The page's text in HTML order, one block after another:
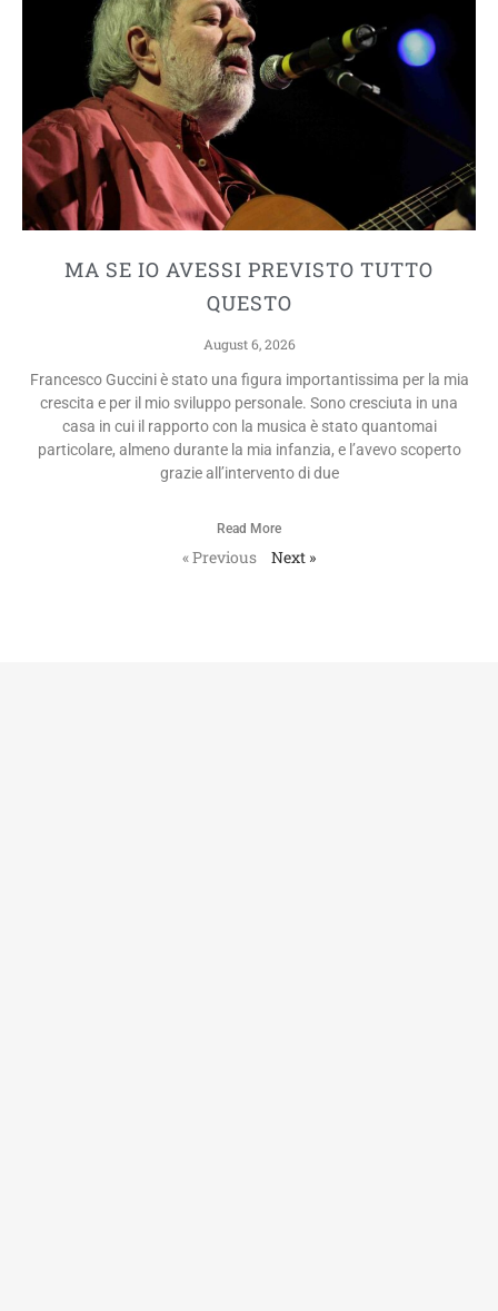
MA SE IO AVESSI PREVISTO TUTTO
QUESTO
August 6, 2026
Francesco Guccini è stato una figura importantissima per la mia
crescita e per il mio sviluppo personale. Sono cresciuta in una
casa in cui il rapporto con la musica è stato quantomai
particolare, almeno durante la mia infanzia, e l’avevo scoperto
grazie all’intervento di due
Read More
« Previous Next »